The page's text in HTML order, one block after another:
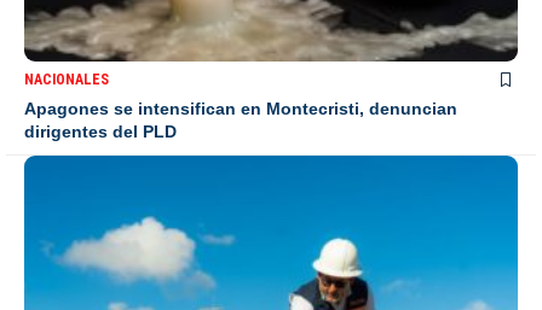
NACIONALES
Apagones se intensifican en Montecristi, denuncian
dirigentes del PLD